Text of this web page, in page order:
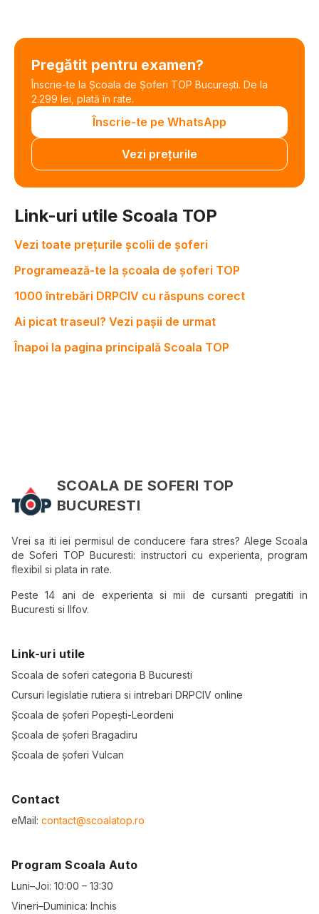
Pregătit pentru examen?
Înscrie-te la Școala de Șoferi TOP București. De la
2.299 lei, plată în rate.
Înscrie-te pe WhatsApp
Vezi prețurile
Link-uri utile Scoala TOP
Vezi toate prețurile școlii de șoferi
Programează-te la școala de șoferi TOP
1000 întrebări DRPCIV cu răspuns corect
Ai picat traseul? Vezi pașii de urmat
Înapoi la pagina principală Scoala TOP
SCOALA DE SOFERI TOP
BUCURESTI
Vrei sa iti iei permisul de conducere fara stres? Alege Scoala
de Soferi TOP Bucuresti: instructori cu experienta, program
flexibil si plata in rate.
Peste 14 ani de experienta si mii de cursanti pregatiti in
Bucuresti si Ilfov.
Link-uri utile
Scoala de soferi categoria B Bucuresti
Cursuri legislatie rutiera si intrebari DRPCIV online
Școala de șoferi Popești-Leordeni
Școala de șoferi Bragadiru
Școala de șoferi Vulcan
Contact
eMail: contact@scoalatop.ro
Program Scoala Auto
Luni–Joi: 10:00 – 13:30
Vineri–Duminica: Inchis